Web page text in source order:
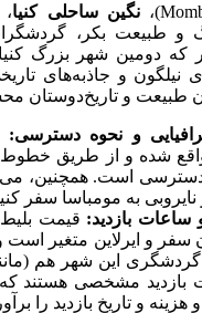
نگین ساحلی کنیا
و طبیعت بکر،
که دومین شهر بزرگ
نیلگون و جاذبه‌های
طبیعت و
و نحوه دسترسی:
شده و از طریق خطوط
است. همچنین،
به مومباسا سفر
ساعات بازدید: قیمت بلیط
سفر و ایرلاین متغیر
گردشگری این شهر هم
بازدید مشخصی هستند که
هزینه و تاریخ بازدید را